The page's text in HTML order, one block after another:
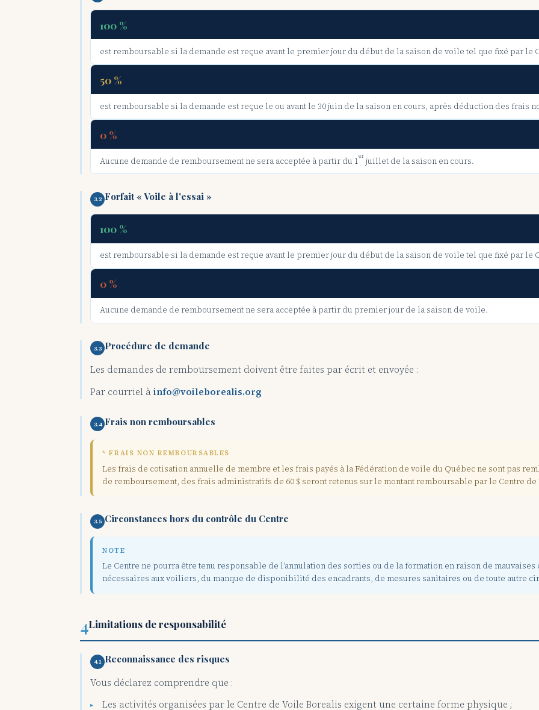
100 %
est remboursable si la demande est reçue avant le premier jour du début de la saison de voile tel que fixé par le
50 %
est remboursable si la demande est reçue le ou avant le 30 juin de la saison en cours, après déduction des frais
0 %
Aucune demande de remboursement ne sera acceptée à partir du 1er juillet de la saison en cours.
3.2 Forfait « Voile à l'essai »
100 %
est remboursable si la demande est reçue avant le premier jour du début de la saison de voile tel que fixé par le
0 %
Aucune demande de remboursement ne sera acceptée à partir du premier jour de la saison de voile.
3.3 Procédure de demande
Les demandes de remboursement doivent être faites par écrit et envoyée :
Par courriel àinfo@voileborealis.org
3.4 Frais non remboursables
* FRAIS NON REMBOURSABLES
Les frais de cotisation annuelle de membre et les frais payés à la Fédération de voile du Québec ne sont pas
de remboursement, des frais administratifs de 60 $ seront retenus sur le montant remboursable par le Centre
3.5 Circonstances hors du contrôle du Centre
NOTE
Le Centre ne pourra être tenu responsable de l'annulation des sorties ou de la formation en raison de
nécessaires aux voiliers, du manque de disponibilité des encadrants, de mesures sanitaires ou de toute autre
4Limitations de responsabilité
4.1 Reconnaissance des risques
Vous déclarez comprendre que :
Les activités organisées par le Centre de Voile Borealis exigent une certaine forme physique ;